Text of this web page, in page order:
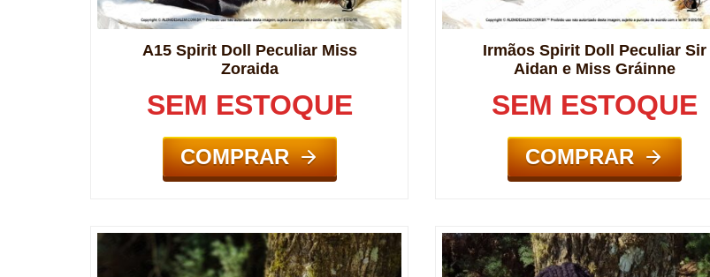
A15 Spirit Doll Peculiar Miss
Zoraida
SEM ESTOQUE
COMPRAR
Irmãos Spirit Doll Peculiar Sir
Aidan e Miss Gráinne
SEM ESTOQUE
COMPRAR